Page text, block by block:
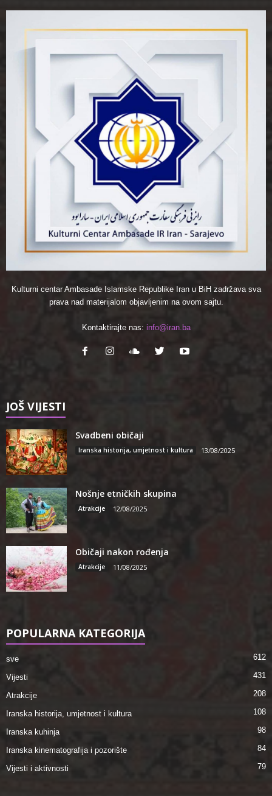
Kulturni centar Ambasade Islamske Republike Iran u BiH zadržava sva
prava nad materijalom objavljenim na ovom sajtu.
Kontaktirajte nas: info@iran.ba
JOŠ VIJESTI
Svadbeni običaji
Iranska historija, umjetnost i kultura 13/08/2025
Nošnje etničkih skupina
Atrakcije 12/08/2025
Običaji nakon rođenja
Atrakcije 11/08/2025
POPULARNA KATEGORIJA
sve 612
Vijesti 431
Atrakcije 208
Iranska historija, umjetnost i kultura 108
Iranska kuhinja 98
Iranska kinematografija i pozorište 84
Vijesti i aktivnosti 79